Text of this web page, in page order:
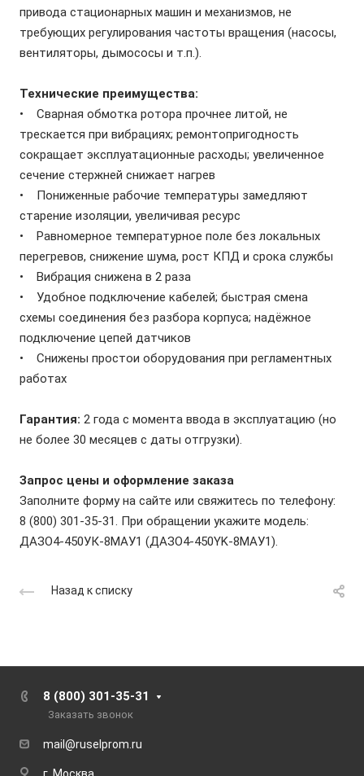
привода стационарных машин и механизмов, не
требующих регулирования частоты вращения (насосы,
вентиляторы, дымососы и т.п.).
Технические преимущества:
• Сварная обмотка ротора прочнее литой, не
трескается при вибрациях; ремонтопригодность
сокращает эксплуатационные расходы; увеличенное
сечение стержней снижает нагрев
• Пониженные рабочие температуры замедляют
старение изоляции, увеличивая ресурс
• Равномерное температурное поле без локальных
перегревов, снижение шума, рост КПД и срока службы
• Вибрация снижена в 2 раза
• Удобное подключение кабелей; быстрая смена
схемы соединения без разбора корпуса; надёжное
подключение цепей датчиков
• Снижены простои оборудования при регламентных
работах
Гарантия: 2 года с момента ввода в эксплуатацию (но
не более 30 месяцев с даты отгрузки).
Запрос цены и оформление заказа
Заполните форму на сайте или свяжитесь по телефону:
8 (800) 301-35-31. При обращении укажите модель:
ДАЗО4-450УК-8МАУ1 (ДАЗО4-450YK-8МАУ1).
Назад к списку
8 (800) 301-35-31
Заказать звонок
mail@ruselprom.ru
г. Москва